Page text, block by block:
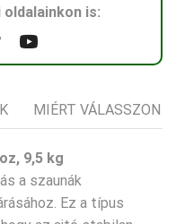
is:
Youtube
MIÉRT VÁLASSZON
9,5 kg
a szaunák
Ez a típus